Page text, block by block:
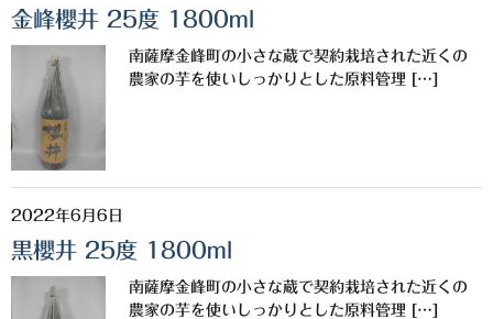
本坊酒造
小正醸造
三岳酒造
高良酒造
久保酒造
宮田本店
佐藤酒造
金峰櫻井 25度 1800ml
南薩摩金峰町の小さな蔵で契約栽培された近くの
農家の芋を使いしっかりとした原料管理 […]
2022年6月6日
黒櫻井 25度 1800ml
南薩摩金峰町の小さな蔵で契約栽培された近くの
農家の芋を使いしっかりとした原料管理 […]